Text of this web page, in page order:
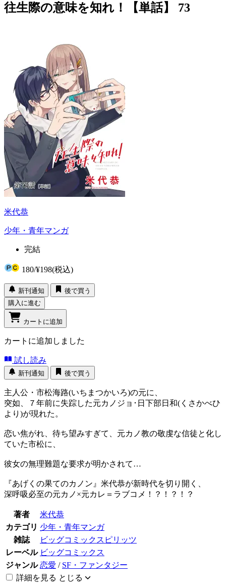
往生際の意味を知れ！【単話】 73
米代恭
少年・青年マンガ
完結
180/¥198(税込)
新刊通知
後で買う
購入に進む
カートに追加
カートに追加しました
試し読み
新刊通知 後で買う
主人公・市松海路(いちまつかいろ)の元に、
突如、７年前に失踪した元カノジョ･日下部日和(くさかべひ
より)が現れた。
恋い焦がれ、待ち望みすぎて、元カノ教の敬虔な信徒と化し
ていた市松に、
彼女の無理難題な要求が明かされて…
『あげくの果てのカノン』米代恭が新時代を切り開く、
深呼吸必至の元カノ×元カレ＝ラブコメ！？！？！？
著者
米代恭
カテゴリ 少年・青年マンガ
雑誌
ビッグコミックスピリッツ
レーベル ビッグコミックス
ジャンル 恋愛 / SF・ファンタジー
詳細を見る とじる